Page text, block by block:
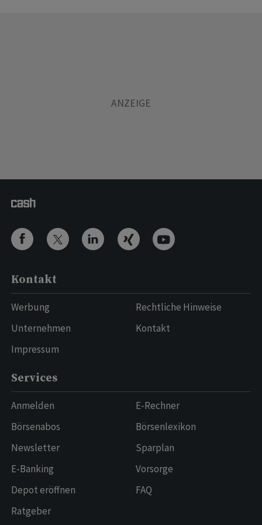
Kontakt
Werbung
Unternehmen
Impressum
Rechtliche Hinweise
Kontakt
Services
Anmelden
Börsenabos
Newsletter
E-Banking
Depot eröffnen
Ratgeber
E-Rechner
Börsenlexikon
Sparplan
Vorsorge
FAQ